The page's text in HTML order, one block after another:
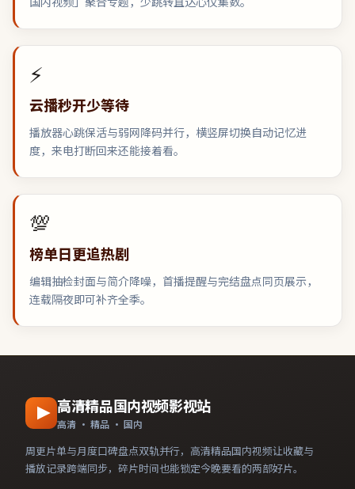
⚡
云播秒开少等待
播放器心跳保活与弱网降码并行，横竖屏切换自动记忆进
度，来电打断回来还能接着看。
💯
榜单日更追热剧
编辑抽检封面与简介降噪，首播提醒与完结盘点同页展示，
连载隔夜即可补齐全季。
高清精品国内视频影视站
高清 · 精品 · 国内
周更片单与月度口碑盘点双轨并行， 高清精品国内视频让收藏与
播放记录跨端同步，碎片时间也能锁定今晚要看的两部好片。